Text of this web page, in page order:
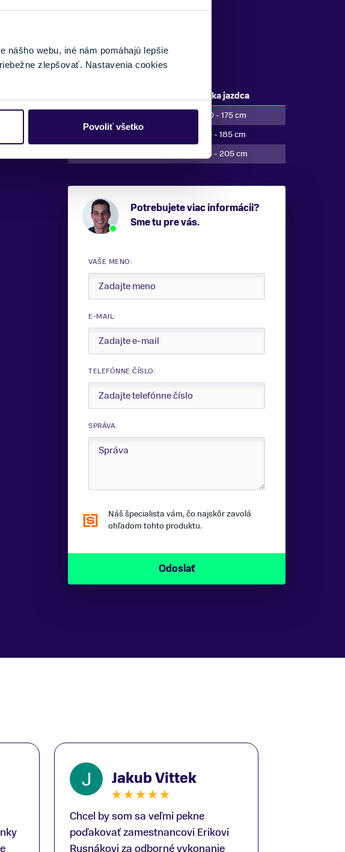
nášho webu, iné nám pomáhajú lepšie
zlepšovať. Nastavenia cookies
Povoliť všetko
Výška jazdca
160 - 175 cm
175 - 185 cm
185 - 205 cm
Potrebujete viac informácii?
Sme tu pre vás.
VAŠE MENO:
E-MAIL:
TELEFÓNNE ČÍSLO:
SPRÁVA:
Náš špecialista vám, čo najskôr zavolá
ohľadom tohto produktu.
Jakub Vittek
Chcel by som sa veľmi pekne
poďakovať zamestnancovi Erikovi
Rusnákovi za odborné vykonanie